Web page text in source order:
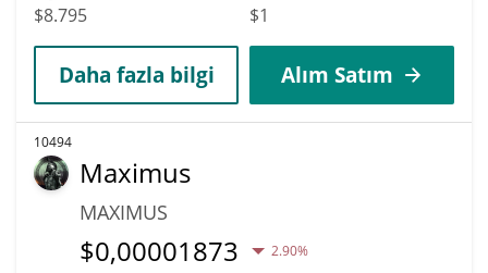
$8.795
$1
Daha fazla bilgi Alım Satım
10494
Maximus
MAXIMUS
$0,00001873 2.90%